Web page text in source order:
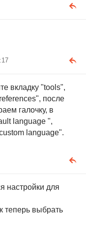
вкладку "tools",
после
галочку, в
language ",
language".
настройки для
теперь выбрать